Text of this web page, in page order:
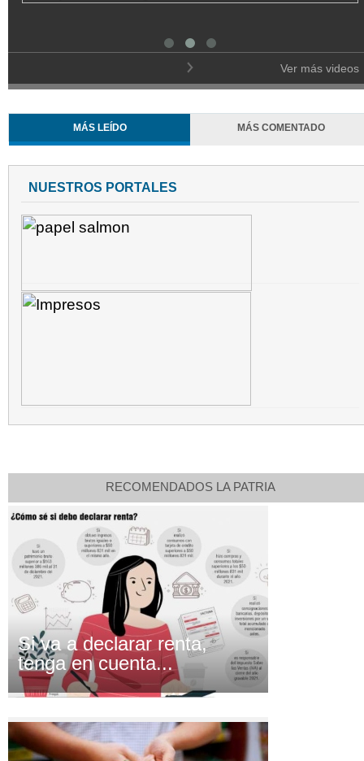
de Manizales
Ver más videos
MÁS LEÍDO MÁS COMENTADO
NUESTROS PORTALES
RECOMENDADOS LA PATRIA
Si va a declarar renta,
tenga en cuenta...